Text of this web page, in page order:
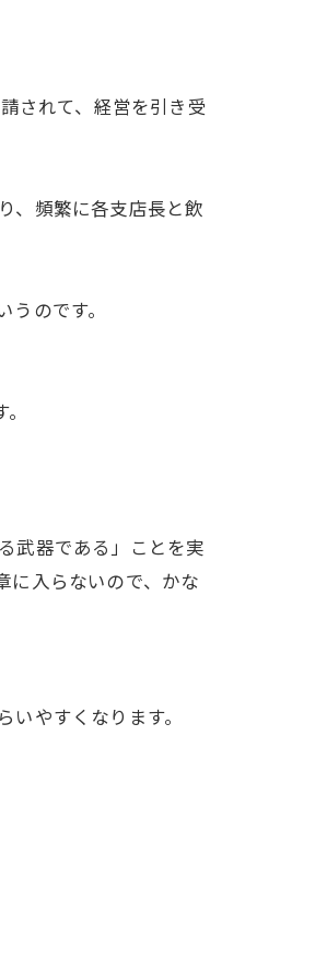
されて、経営を引き受
、頻繁に各支店長と飲
のです。
武器である」ことを実
に入らないので、かな
やすくなります。